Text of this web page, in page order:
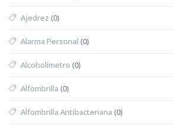
Ajedrez (0)
Alarma Personal (0)
Alcoholímetro (0)
Alfombrilla (0)
Alfombrilla Antibacteriana (0)